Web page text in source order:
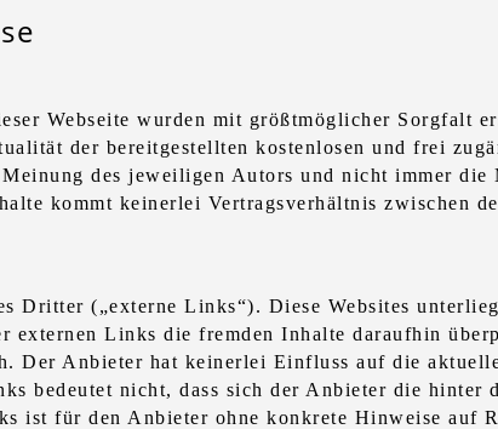
Webseite wurden mit größtmöglicher Sorgfalt
der bereitgestellten kostenlosen und frei
des jeweiligen Autors und nicht immer
kommt keinerlei Vertragsverhältnis zwischen
Dritter („externe Links“). Diese Websites
externen Links die fremden Inhalte daraufhin
Der Anbieter hat keinerlei Einfluss auf die
bedeutet nicht, dass sich der Anbieter die
ist für den Anbieter ohne konkrete Hinweise auf